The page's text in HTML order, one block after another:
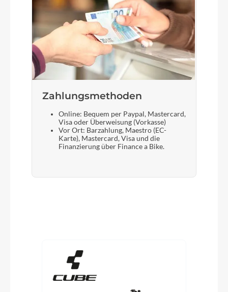
Zahlungsmethoden
Online: Bequem per Paypal, Mastercard,
Visa oder Überweisung (Vorkasse)
Vor Ort: Barzahlung, Maestro (EC-
Karte), Mastercard, Visa und die
Finanzierung über Finance a Bike.